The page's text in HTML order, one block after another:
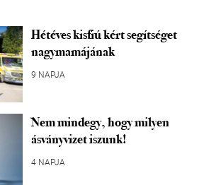
Hétéves kisfiú kért segítséget
nagymamájának
9 NAPJA
Nem mindegy, hogy milyen
ásványvizet iszunk!
4 NAPJA